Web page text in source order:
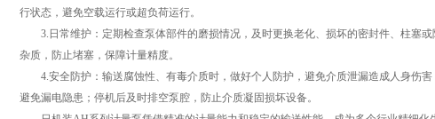
行状态，避免空载运行或超负荷运行。
3.日常维护：定期检查泵体部件的磨损情况，及时更换老化、损坏的密封件、柱塞或
杂质，防止堵塞，保障计量精度。
4.安全防护：输送腐蚀性、有毒介质时，做好个人防护，避免介质泄漏造成人身伤害
避免漏电隐患；停机后及时排空泵腔，防止介质凝固损坏设备。